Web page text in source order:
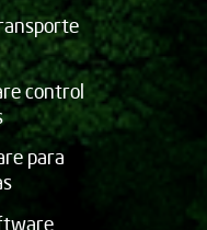
control
para